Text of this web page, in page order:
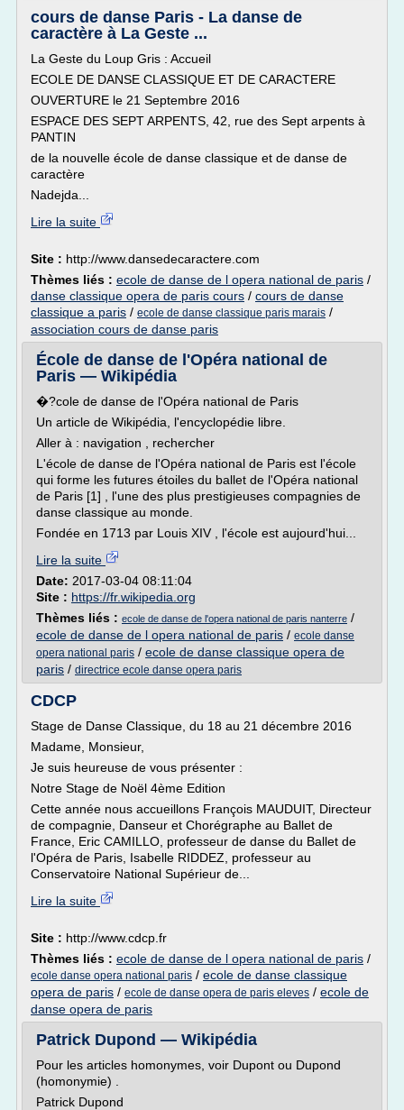
cours de danse Paris - La danse de
caractère à La Geste ...
La Geste du Loup Gris : Accueil
ECOLE DE DANSE CLASSIQUE ET DE CARACTERE
OUVERTURE le 21 Septembre 2016
ESPACE DES SEPT ARPENTS, 42, rue des Sept arpents à
PANTIN
de la nouvelle école de danse classique et de danse de
caractère
Nadejda...
Lire la suite
Site : http://www.dansedecaractere.com
Thèmes liés : ecole de danse de l opera national de paris /
danse classique opera de paris cours / cours de danse
classique a paris / ecole de danse classique paris marais /
association cours de danse paris
École de danse de l'Opéra national de
Paris — Wikipédia
�?cole de danse de l'Opéra national de Paris
Un article de Wikipédia, l'encyclopédie libre.
Aller à : navigation , rechercher
L'école de danse de l'Opéra national de Paris est l'école
qui forme les futures étoiles du ballet de l'Opéra national
de Paris [1] , l'une des plus prestigieuses compagnies de
danse classique au monde.
Fondée en 1713 par Louis XIV , l'école est aujourd'hui...
Lire la suite
Date: 2017-03-04 08:11:04
Site : https://fr.wikipedia.org
Thèmes liés : ecole de danse de l'opera national de paris nanterre /
ecole de danse de l opera national de paris / ecole danse
opera national paris / ecole de danse classique opera de
paris / directrice ecole danse opera paris
CDCP
Stage de Danse Classique, du 18 au 21 décembre 2016
Madame, Monsieur,
Je suis heureuse de vous présenter :
Notre Stage de Noël 4ème Edition
Cette année nous accueillons François MAUDUIT, Directeur
de compagnie, Danseur et Chorégraphe au Ballet de
France, Eric CAMILLO, professeur de danse du Ballet de
l'Opéra de Paris, Isabelle RIDDEZ, professeur au
Conservatoire National Supérieur de...
Lire la suite
Site : http://www.cdcp.fr
Thèmes liés : ecole de danse de l opera national de paris /
ecole danse opera national paris / ecole de danse classique
opera de paris / ecole de danse opera de paris eleves / ecole de
danse opera de paris
Patrick Dupond — Wikipédia
Pour les articles homonymes, voir Dupont ou Dupond
(homonymie) .
Patrick Dupond